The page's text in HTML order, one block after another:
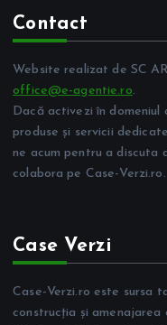
Contact
Website realizat de SC
office@e-agentie.ro.
Dacă activezi în
produse și servicii
ne acum pentru a discuta
colabora pe Case-Verzi.ro.
Case Verzi
Case-Verzi.ro este sursa
construcția și amenajarea